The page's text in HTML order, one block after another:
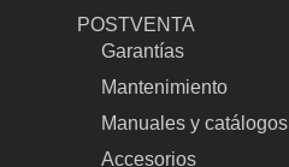
POSTVENTA
Garantías
Mantenimiento
Manuales y catálogos
Accesorios